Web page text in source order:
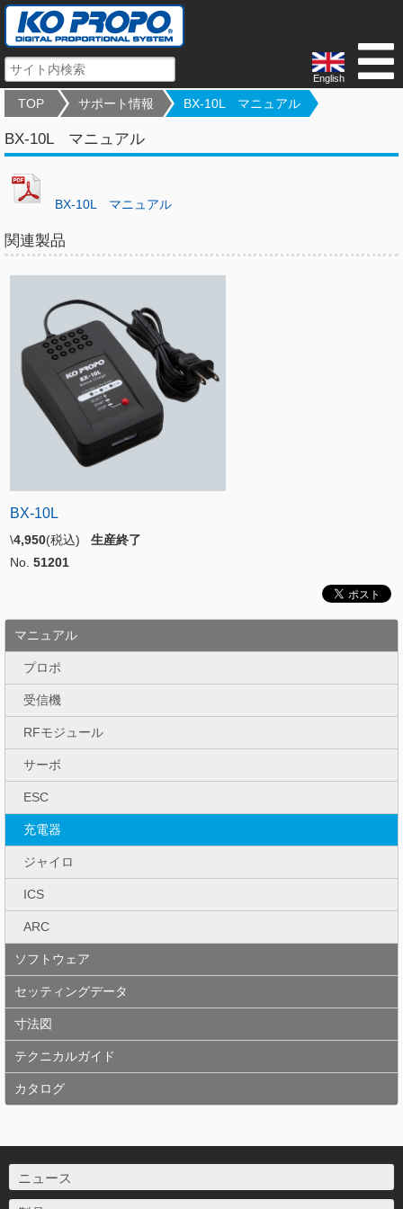
English
TOP サポート情報 BX-10L マニュアル
BX-10L マニュアル
BX-10L マニュアル
関連製品
BX-10L
\4,950(税込) 生産終了
No. 51201
マニュアル
プロポ
受信機
RFモジュール
サーボ
ESC
充電器
ジャイロ
ICS
ARC
ソフトウェア
セッティングデータ
寸法図
テクニカルガイド
カタログ
ニュース